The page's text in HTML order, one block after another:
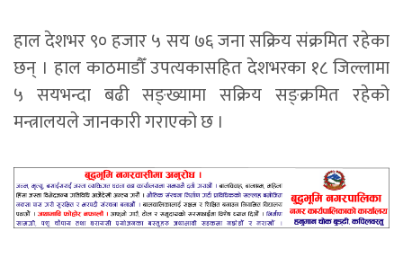
हाल देशभर ९० हजार ५ सय ७६ जना सक्रिय संक्रमित रहेका
छन् । हाल काठमाडौँ उपत्यकासहित देशभरका १८ जिल्लामा
५ सयभन्दा बढी सङ्ख्यामा सक्रिय सङ्क्रमित रहेको
मन्त्रालयले जानकारी गराएको छ ।